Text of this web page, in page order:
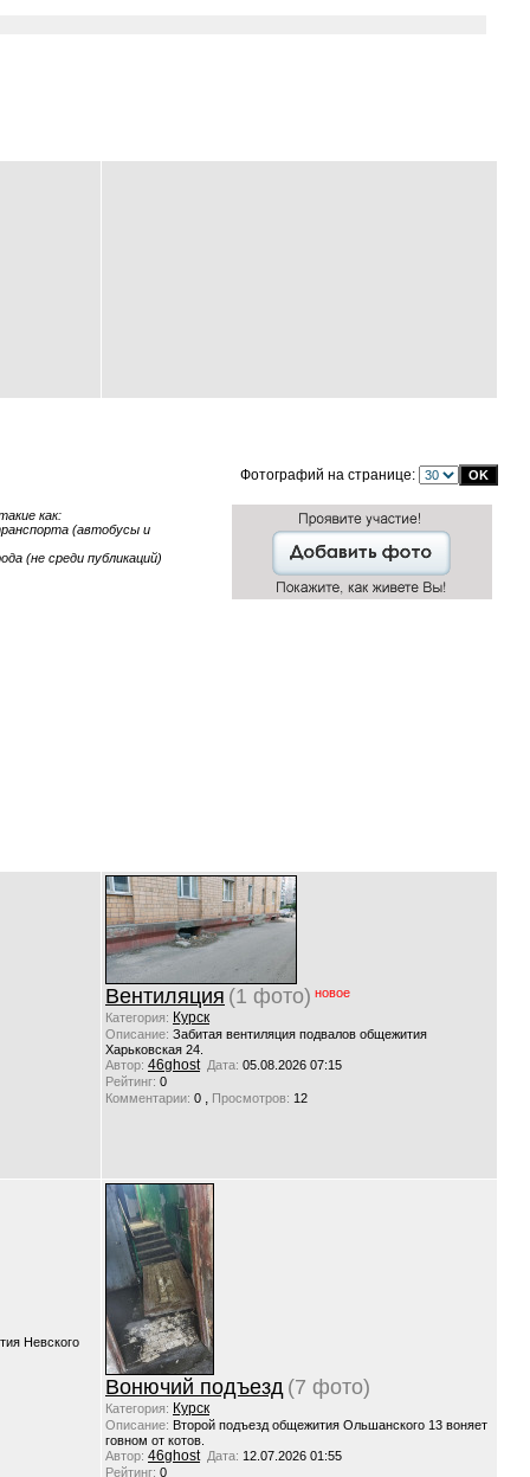
Фотографий на странице:
как:
(автобусы и
(не среди публикаций)
Вентиляция (1 фото) новое
Категория: Курск
Описание: Забитая вентиляция подвалов общежития
Харьковская 24.
Автор: 46ghost Дата: 05.08.2026 07:15
Рейтинг: 0
Комментарии: 0 , Просмотров: 12
Невского
Вонючий подъезд (7 фото)
Категория: Курск
Описание: Второй подъезд общежития Ольшанского 13 воняет
говном от котов.
Автор: 46ghost Дата: 12.07.2026 01:55
Рейтинг: 0